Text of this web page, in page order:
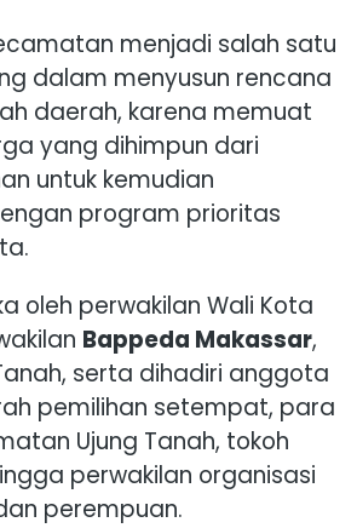
menjadi salah satu
dalam menyusun rencana
daerah, karena memuat
yang dihimpun dari
untuk kemudian
program prioritas
oleh perwakilan Wali Kota
Bappeda Makassar,
serta dihadiri anggota
pemilihan setempat, para
Ujung Tanah, tokoh
perwakilan organisasi
perempuan.